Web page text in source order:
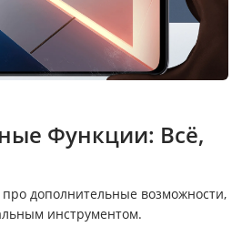
Функции: Всё,
про дополнительные возможности,
инструментом.